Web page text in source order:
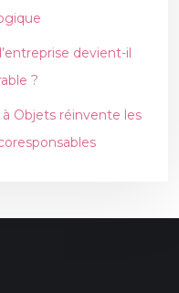
devient-il
?
Objets réinvente les